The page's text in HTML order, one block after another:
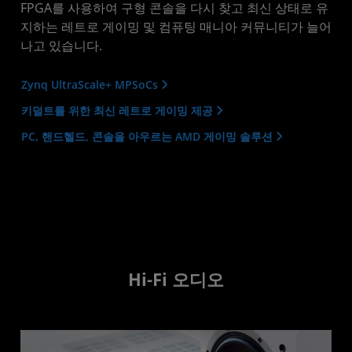
FPGA를 사용하여 구형 콘솔을 다시 찾고 최신 상태로 유
지하는 레트로 게이밍 및 컴퓨팅 매니아 커뮤니티가 늘어
나고 있습니다.
Zynq UltraScale+ MPSoCs
키덜트를 위한 최신 레트로 게이밍 제공
PC, 핸드헬드, 콘솔을 아우르는 AMD 게이밍 솔루션
Hi-Fi 오디오